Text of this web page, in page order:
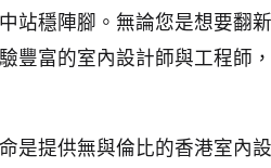
站穩陣腳。無論您是想要翻
豐富的室內設計師與工程師
是提供無與倫比的香港室